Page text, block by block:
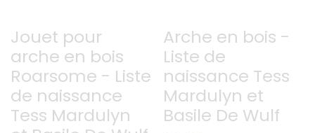
Jouet pour
arche en bois
Roarsome - Liste
de naissance
Tess Mardulyn
Arche en bois -
Liste de
naissance Tess
Mardulyn et
Basile De Wulf